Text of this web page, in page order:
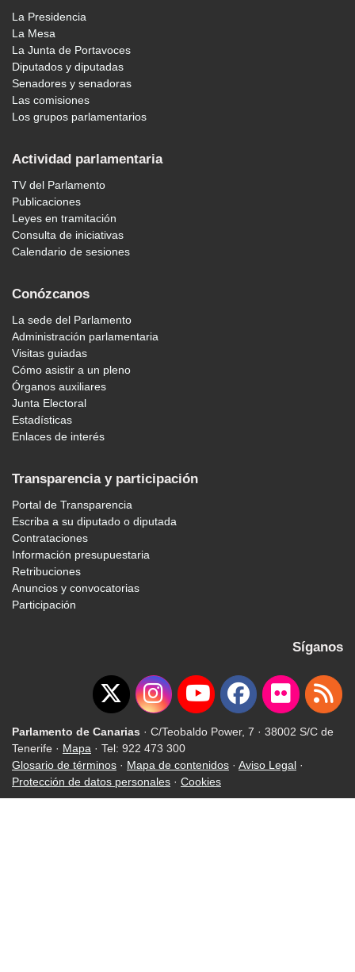
La Presidencia
La Mesa
La Junta de Portavoces
Diputados y diputadas
Senadores y senadoras
Las comisiones
Los grupos parlamentarios
Actividad parlamentaria
TV del Parlamento
Publicaciones
Leyes en tramitación
Consulta de iniciativas
Calendario de sesiones
Conózcanos
La sede del Parlamento
Administración parlamentaria
Visitas guiadas
Cómo asistir a un pleno
Órganos auxiliares
Junta Electoral
Estadísticas
Enlaces de interés
Transparencia y participación
Portal de Transparencia
Escriba a su diputado o diputada
Contrataciones
Información presupuestaria
Retribuciones
Anuncios y convocatorias
Participación
Síganos
Parlamento de Canarias · C/Teobaldo Power, 7 · 38002 S/C de
Tenerife · Mapa · Tel: 922 473 300
Glosario de términos · Mapa de contenidos · Aviso Legal ·
Protección de datos personales · Cookies